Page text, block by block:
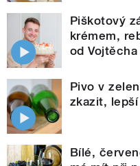
Piškotový
krémem,
od
Pivo v
zkazit,
Bílé,